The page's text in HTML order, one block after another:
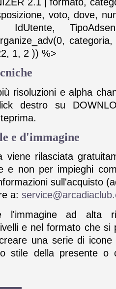
voto, dove,
IdUtente,
1, 2 )) %>
risoluzioni e alpha
destro su
e d'immagine
viene rilasciata
e non per impieghi
sull'acquisto
a:
l'immagine ad alta
e nel formato che si
una serie di icone
stile della presente o